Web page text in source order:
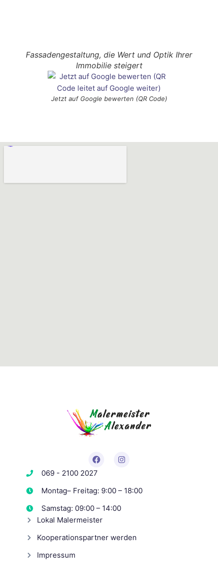
Jetzt auf Google bewerten (QR Code)
Fassadengestaltung, die Wert und Optik Ihrer
Immobilie steigert
069 - 2100 2027
Montag– Freitag: 9:00 – 18:00
Samstag: 09:00 – 14:00
Lokal Malermeister
Kooperationspartner werden
Impressum